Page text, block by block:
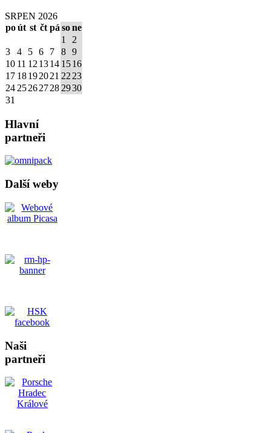
SRPEN 2026
poút st čt pá sone
1
2
3
4 5 6 7 8 9
10 11 12 1314 1516
17 18192021 22 23
24 25262728 2930
31
Hlavní
partneři
Další weby
Naši
partneři